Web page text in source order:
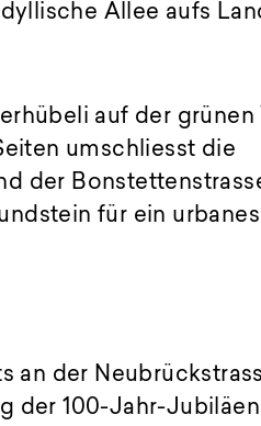
Allee aufs
auf der grünen
umschliesst die
der
für ein urbanes
an der
der 100-Jahr-